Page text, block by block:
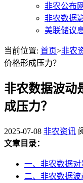
非农公布
非农数据
美联储议
当前位置: 首页>非农
价格形成压力？
非农数据波动
成压力？
2025-07-08 非农资讯
文章目录：
一、非农数据对
二、非农数据